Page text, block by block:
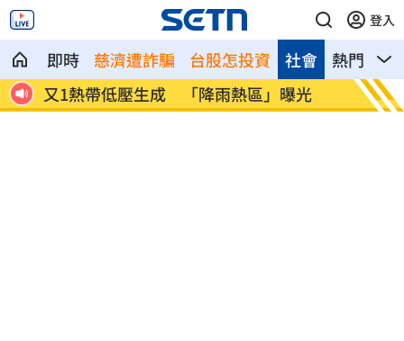
登入
即時 慈濟遭詐騙 台股怎投資 熱門 影
社會
開
又1熱帶低壓生成 「降雨熱區」曝光
美伊
畫